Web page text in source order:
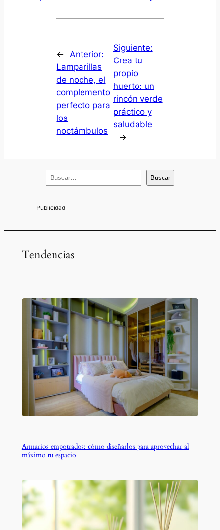
←
Anterior:
Lamparillas
de noche, el
complemento
perfecto para
los
noctámbulos
Siguiente:
Crea tu
propio
huerto: un
rincón verde
práctico y
saludable
→
u
Buscar
Tendencias
Armarios empotrados: cómo diseñarlos para aprovechar al
máximo tu espacio